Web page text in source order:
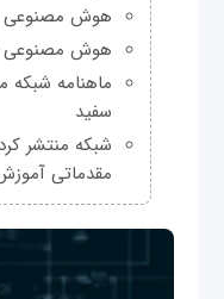
هوش مصنوعی
هوش مصنوعی
سفید
شبکه منتشر
مقدماتی